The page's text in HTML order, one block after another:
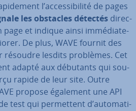
l’ac­ces­si­bi­lité de pages
les obstacles détectés di­rec­
page et indique ainsi im­mé­dia­te­
De plus, WAVE fournit des
résoudre lesdits problèmes. Cet
adapté aux débutants qui sou­
rapide de leur site. Outre
propose également une API
test qui per­met­tent d’au­to­ma­ti­